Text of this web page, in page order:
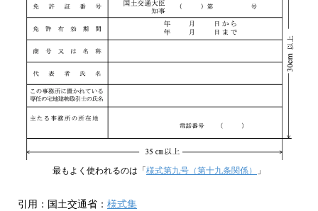
最もよく使われるのは「 様式第九号（第十九条関係） 」
引用：国土交通省： 様式集